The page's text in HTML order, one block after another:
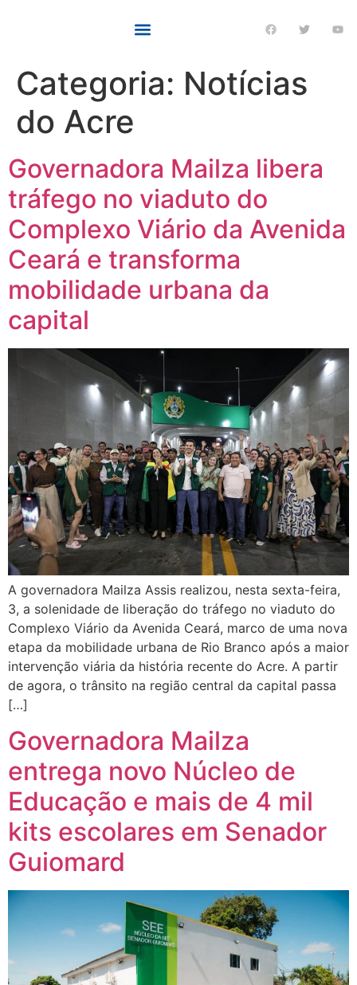
Categoria: Notícias
do Acre
Governadora Mailza libera
tráfego no viaduto do
Complexo Viário da Avenida
Ceará e transforma
mobilidade urbana da
capital
A governadora Mailza Assis realizou, nesta sexta-feira,
3, a solenidade de liberação do tráfego no viaduto do
Complexo Viário da Avenida Ceará, marco de uma nova
etapa da mobilidade urbana de Rio Branco após a maior
intervenção viária da história recente do Acre. A partir
de agora, o trânsito na região central da capital passa
[…]
Governadora Mailza
entrega novo Núcleo de
Educação e mais de 4 mil
kits escolares em Senador
Guiomard